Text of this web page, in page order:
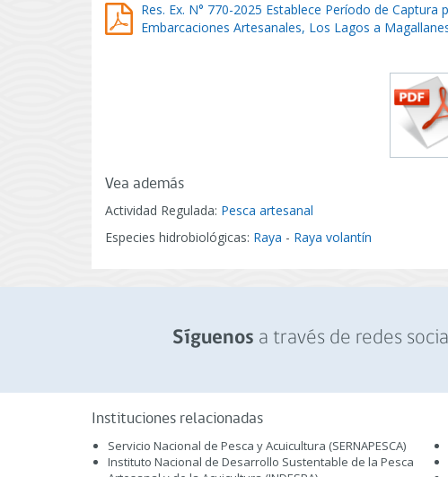
Res. Ex. N° 770-2025 Establece Período de Captura
Embarcaciones Artesanales, Los Lagos a
Vea además
Actividad Regulada: Pesca artesanal
Especies hidrobiológicas: Raya - Raya volantín
Síguenos a través de redes
Instituciones relacionadas
Servicio Nacional de Pesca y Acuicultura (SERNAPESCA)
Instituto Nacional de Desarrollo Sustentable de la Pesca